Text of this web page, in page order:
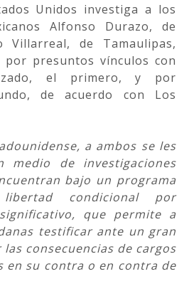
Unidos investiga a los
Alfonso Durazo, de
Villarreal, de Tamaulipas,
por presuntos vínculos con
el primero, y por
de acuerdo con Los
a ambos se les
medio de investigaciones
bajo un programa
condicional por
que permite a
testificar ante un gran
consecuencias de cargos
en su contra o en contra de